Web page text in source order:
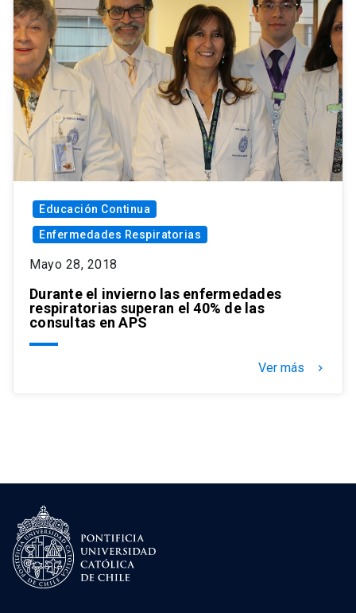
Educación Continua
Enfermedades Respiratorias
Mayo 28, 2018
Durante el invierno las enfermedades
respiratorias superan el 40% de las
consultas en APS
Ver más keyboard_arrow_right